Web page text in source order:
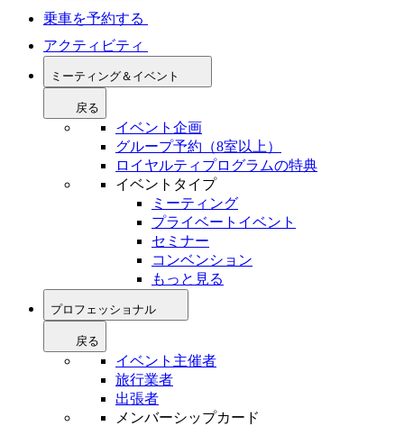
乗車を予約する
アクティビティ
ミーティング＆イベント
戻る
イベント企画
グループ予約（8室以上）
ロイヤルティプログラムの特典
イベントタイプ
ミーティング
プライベートイベント
セミナー
コンベンション
もっと見る
プロフェッショナル
戻る
イベント主催者
旅行業者
出張者
メンバーシップカード